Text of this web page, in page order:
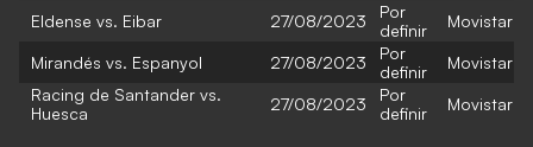
Eldense vs. Eibar 27/08/2023
Por
definir
Movistar
Mirandés vs. Espanyol 27/08/2023
Por
definir
Movistar
Racing de Santander vs.
Huesca
27/08/2023
Por
definir
Movistar